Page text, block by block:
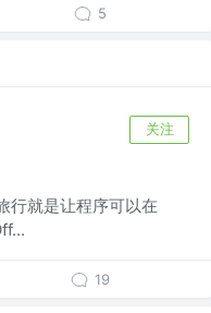
5
关注
行就是让程序可以在
19